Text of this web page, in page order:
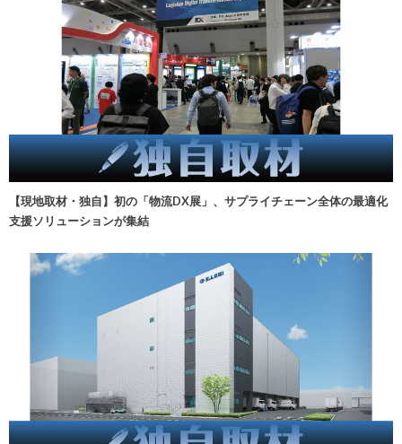
【現地取材・独自】初の「物流DX展」、サプライチェーン全体の最適化
支援ソリューションが集結